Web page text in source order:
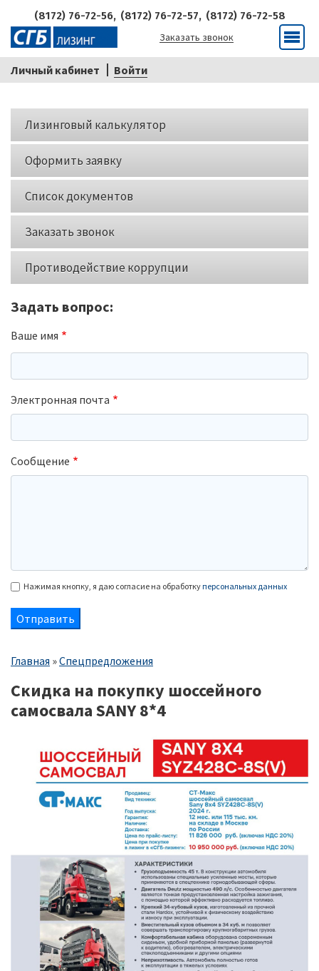
(8172) 76-72-56, (8172) 76-72-57, (8172) 76-72-58
Заказать звонок
Личный кабинет Войти
Меню
Кнопки
слева
Лизинговый калькулятор
Оформить заявку
Список документов
Заказать звонок
Противодействие коррупции
Задать вопрос:
Ваше имя
Электронная почта
Сообщение
Нажимая кнопку, я даю согласие на обработкуперсональных данных
Строка
Главная Спецпредложения
Скидка на покупку шоссейного
самосвала SANY 8*4